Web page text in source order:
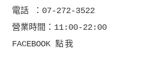
電話 ： 07-272-3522
營業時間： 11:00-22:00
FACEBOOK 點我